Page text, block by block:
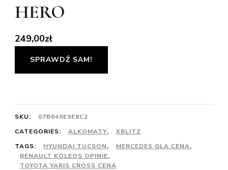
HERO
249,00zł
SPRAWDŹ SAM!
SKU:
07B649E9E8C2
CATEGORIES:
ALKOMATY,
XBLITZ
TAGS:
HYUNDAI TUCSON, MERCEDES GLA CENA,
RENAULT KOLEOS OPINIE,
TOYOTA YARIS CROSS CENA